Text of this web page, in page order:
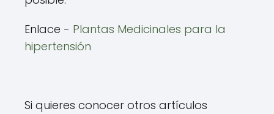
Enlace - Plantas Medicinales para la
hipertensión
Si quieres conocer otros artículos